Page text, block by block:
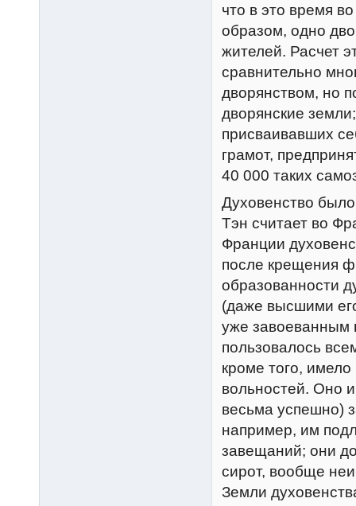
что в это время
образом, одно
жителей. Расчет
сравнительно
дворянством, но
дворянские
присваивавших
грамот,
40 000 таких
Духовенство
Тэн считает во
Франции
после крещения
образованности
(даже высшими
уже завоеванным
пользовалось
кроме того,
вольностей. Оно
весьма успешно)
например, им
завещаний; они
сирот, вообще
Земли